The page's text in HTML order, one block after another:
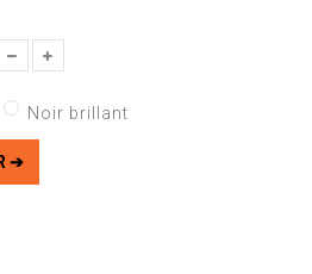
Noir brillant
➔